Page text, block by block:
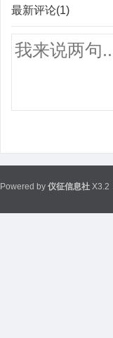
最新评论(1)
Powered by 仪征信息社 X3.2